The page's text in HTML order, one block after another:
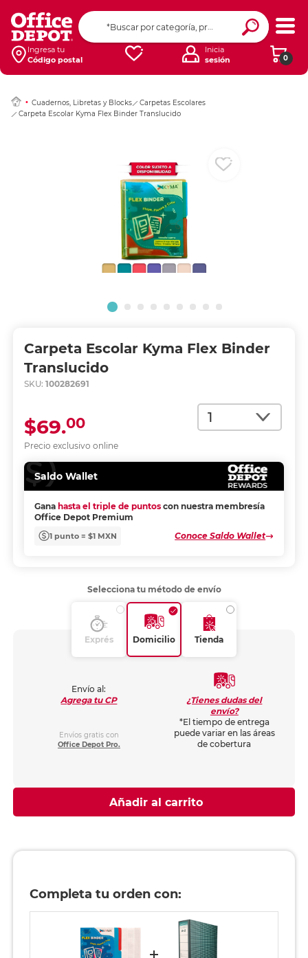
Ingresa tu
Código postal
0
Inicia
sesión
Cuadernos, Libretas y Blocks
Carpetas Escolares
Carpeta Escolar Kyma Flex Binder Translucido
Carpeta Escolar Kyma Flex Binder
Translucido
SKU: 100282691
Cantidad
Precio exclusivo online
$69.00
Saldo Wallet
Gana hasta el triple de puntos con nuestra membresía
Office Depot Premium
1 punto = $1 MXN Conoce Saldo Wallet
Ingresar Codigo
Selecciona tu método de envío
Exprés Domicilio Tienda
Envío al:
Agrega tu CP
Envíos gratis con
Office Depot Pro.
¿Tienes dudas del
envío?
*El tiempo de entrega
puede variar en las áreas
de cobertura
Añadir al carrito
Completa tu orden con: